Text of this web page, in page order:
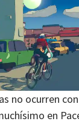
no ocurren
en